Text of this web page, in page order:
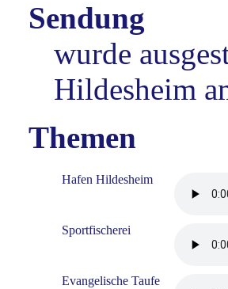
Sendung
wurde
Hildesheim
Themen
Hafen Hildesheim
Sportfischerei
Evangelische Taufe